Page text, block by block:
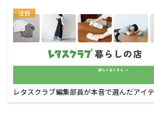
注目
レタスクラブ編集部員が本音で選んだアイ